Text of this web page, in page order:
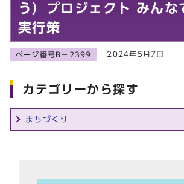
う）プロジェクト みんな
実行策
ページ番号B－2399 2024年5月7日
カテゴリーから探す
まちづくり